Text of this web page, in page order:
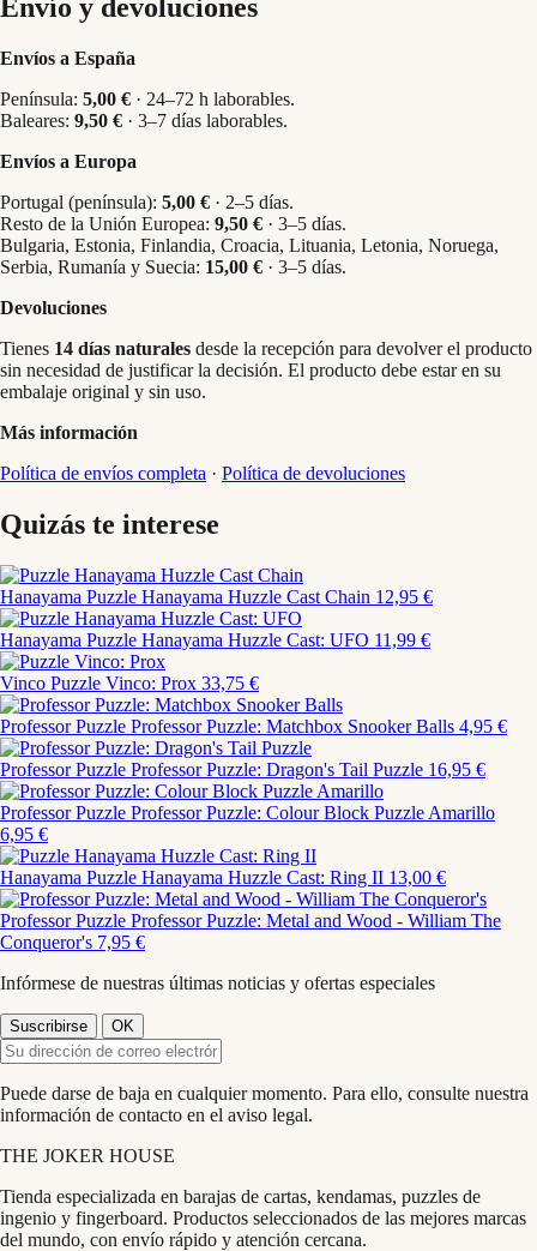
Envío y devoluciones
Envíos a España
Península: 5,00 € · 24–72 h laborables.
Baleares: 9,50 € · 3–7 días laborables.
Envíos a Europa
Portugal (península): 5,00 € · 2–5 días.
Resto de la Unión Europea: 9,50 € · 3–5 días.
Bulgaria, Estonia, Finlandia, Croacia, Lituania, Letonia, Noruega,
Serbia, Rumanía y Suecia: 15,00 € · 3–5 días.
Devoluciones
Tienes 14 días naturales desde la recepción para devolver el producto
sin necesidad de justificar la decisión. El producto debe estar en su
embalaje original y sin uso.
Más información
Política de envíos completa · Política de devoluciones
Quizás te interese
Hanayama Puzzle Hanayama Huzzle Cast Chain 12,95 €
Hanayama Puzzle Hanayama Huzzle Cast: UFO 11,99 €
Vinco Puzzle Vinco: Prox 33,75 €
Professor Puzzle Professor Puzzle: Matchbox Snooker Balls 4,95 €
Professor Puzzle Professor Puzzle: Dragon's Tail Puzzle 16,95 €
Professor Puzzle Professor Puzzle: Colour Block Puzzle Amarillo
6,95 €
Hanayama Puzzle Hanayama Huzzle Cast: Ring II 13,00 €
Professor Puzzle Professor Puzzle: Metal and Wood - William The
Conqueror's 7,95 €
Infórmese de nuestras últimas noticias y ofertas especiales
Puede darse de baja en cualquier momento. Para ello, consulte nuestra
información de contacto en el aviso legal.
THE JOKER HOUSE
Tienda especializada en barajas de cartas, kendamas, puzzles de
ingenio y fingerboard. Productos seleccionados de las mejores marcas
del mundo, con envío rápido y atención cercana.